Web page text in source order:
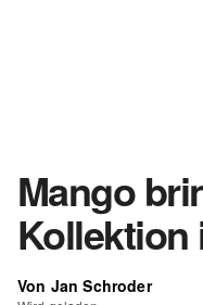
Mango
Kollektion
Von Jan Schroder